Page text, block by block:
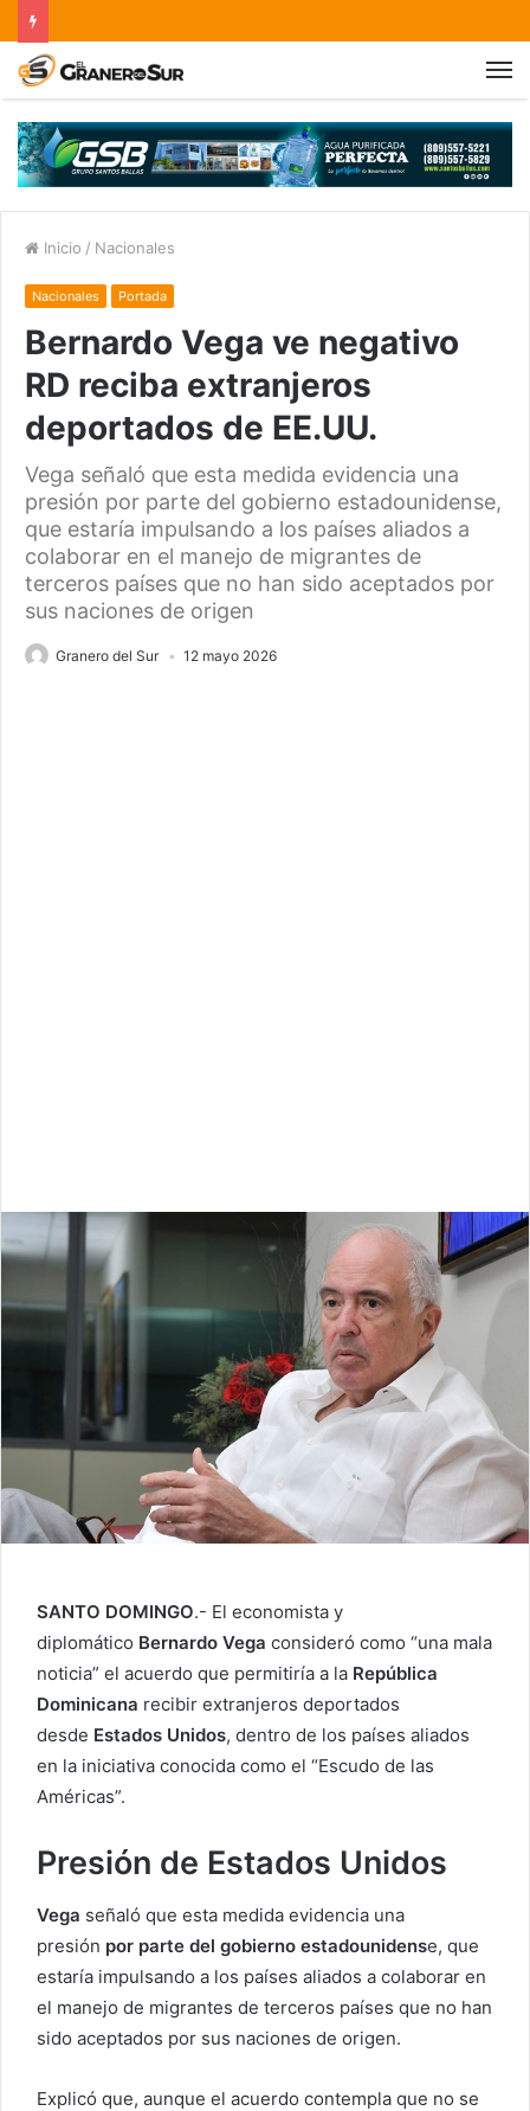
Inicio / Nacionales
Nacionales Portada
Bernardo Vega ve negativo
RD reciba extranjeros
deportados de EE.UU.
Vega señaló que esta medida evidencia una
presión por parte del gobierno estadounidense,
que estaría impulsando a los países aliados a
colaborar en el manejo de migrantes de
terceros países que no han sido aceptados por
sus naciones de origen
Granero del Sur 12 mayo 2026
SANTO DOMINGO.- El economista y
diplomático Bernardo Vega consideró como “una mala
noticia” el acuerdo que permitiría a la República
Dominicana recibir extranjeros deportados
desde Estados Unidos, dentro de los países aliados
en la iniciativa conocida como el “Escudo de las
Américas”.
Presión de Estados Unidos
Vega señaló que esta medida evidencia una
presión por parte del gobierno estadounidense, que
estaría impulsando a los países aliados a colaborar en
el manejo de migrantes de terceros países que no han
sido aceptados por sus naciones de origen.
Explicó que, aunque el acuerdo contempla que no se